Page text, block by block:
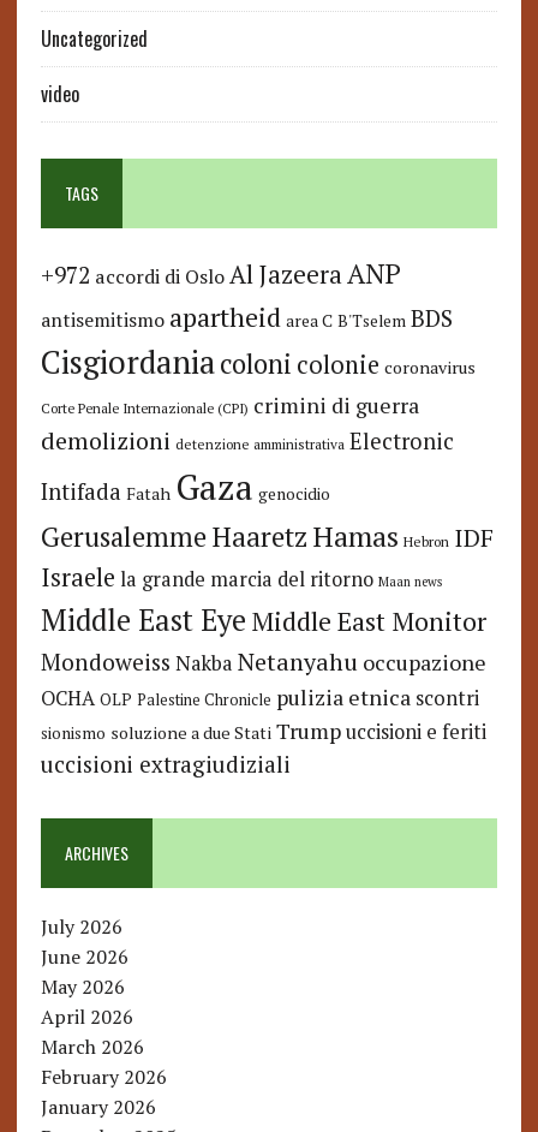
Uncategorized
video
TAGS
+972 accordi di Oslo Al JazeeraANP
antisemitismo apartheid area C B'Tselem BDS
Cisgiordaniacoloni colonie coronavirus
Corte Penale Internazionale (CPI) crimini di guerra
demolizioni detenzione amministrativa Electronic
Intifada Fatah Gaza genocidio
GerusalemmeHaaretzHamas Hebron IDF
Israele la grande marcia del ritorno Maan news
Middle East Eye Middle East Monitor
Mondoweiss Nakba Netanyahu occupazione
OCHA OLP Palestine Chronicle pulizia etnica scontri
sionismo soluzione a due Stati Trump uccisioni e feriti
uccisioni extragiudiziali
ARCHIVES
July 2026
June 2026
May 2026
April 2026
March 2026
February 2026
January 2026